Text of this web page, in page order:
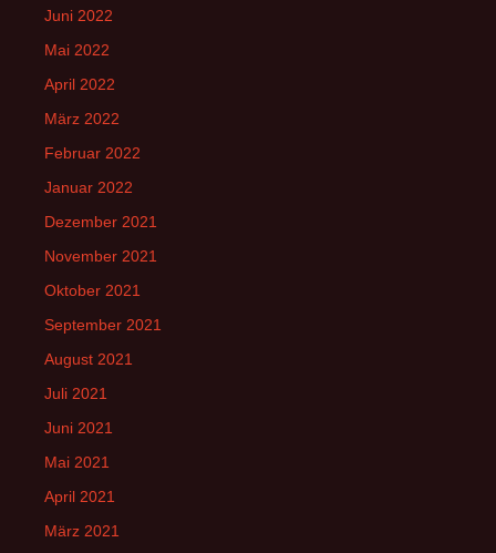
Juni 2022
Mai 2022
April 2022
März 2022
Februar 2022
Januar 2022
Dezember 2021
November 2021
Oktober 2021
September 2021
August 2021
Juli 2021
Juni 2021
Mai 2021
April 2021
März 2021